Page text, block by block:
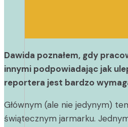
Dawida poznałem, gdy
innymi podpowiadając jak
reportera jest bardzo
Głównym (ale nie jedynym)
świątecznym jarmarku.